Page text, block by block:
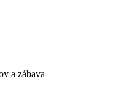
a zábava